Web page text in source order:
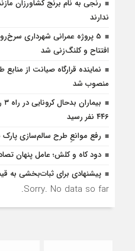
رنجی به نام برنج کشاورزان
ندارند
افتتاح و کلنگ‌زنی شد
نماینده قرارگاه صیانت از
منصوب شد
۴۴۶ نفر رسید
رفع موانع‌ِ طرح سالم‌سازی
دود کاه و کلش؛ عامل پنهان
پیشنهادی برای ثبات‌بخشی به
Sorry. No data so far.